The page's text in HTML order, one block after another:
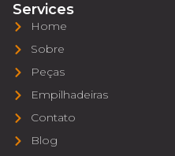
Services
Home
Sobre
Peças
Empilhadeiras
Contato
Blog